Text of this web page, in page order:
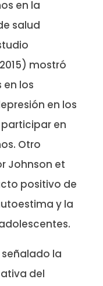
en la
salud
mostró
los
en los
en
Otro
Johnson et
positivo de
y la
la
del